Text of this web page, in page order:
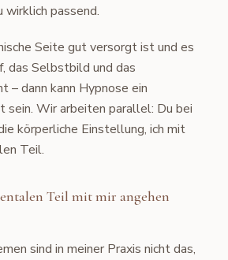
wirklich passend.
Seite gut versorgt ist und es
das Selbstbild und das
– dann kann Hypnose ein
Wir arbeiten parallel: Du bei
körperliche Einstellung, ich mit
Teil.
Teil mit mir angehen
sind in meiner Praxis nicht das,